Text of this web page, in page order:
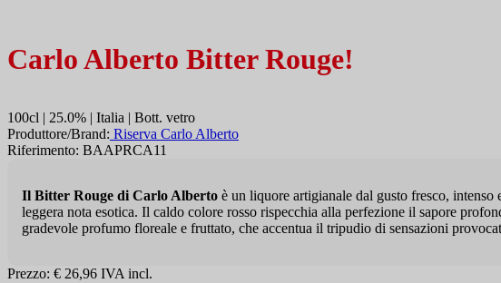
Carlo Alberto Bitter Rouge!
100cl | 25.0% | Italia | Bott. vetro
Produttore/Brand: Riserva Carlo Alberto
Riferimento: BAAPRCA11
Il Bitter Rouge di Carlo Alberto è un liquore artigianale dal gusto fresco,
leggera nota esotica. Il caldo colore rosso rispecchia alla perfezione il sapore
gradevole profumo floreale e fruttato, che accentua il tripudio di sensazioni
Prezzo: € 26,96 IVA incl.